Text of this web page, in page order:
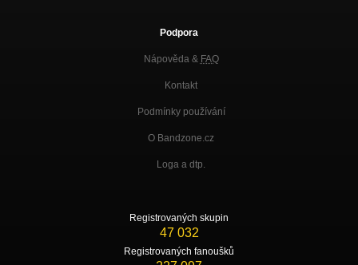
Podpora
Nápověda & FAQ
Kontakt
Podmínky používání
O Bandzone.cz
Loga a dtp.
Registrovaných skupin
47 032
Registrovaných fanoušků